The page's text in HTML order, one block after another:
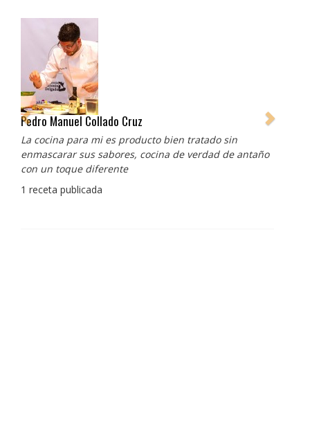
Pedro Manuel Collado Cruz
La cocina para mi es producto bien tratado sin
enmascarar sus sabores, cocina de verdad de antaño
con un toque diferente
1 receta publicada